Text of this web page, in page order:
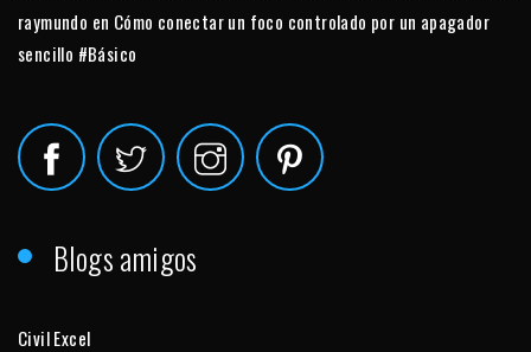
raymundo en Cómo conectar un foco controlado por un apagador
sencillo #Básico
Blogs amigos
Civil Excel